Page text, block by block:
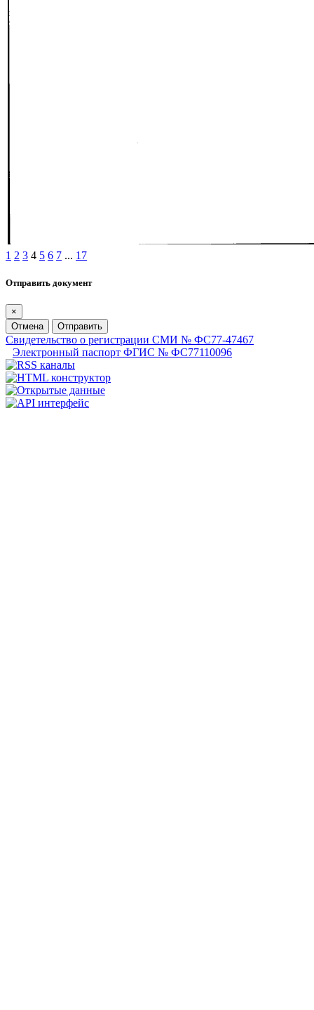
1 2 3 4 5 6 7 ... 17
Отправить документ
×
Отмена
Отправить
Свидетельство о регистрации СМИ № ФС77-47467
Электронный паспорт ФГИС № ФС77110096